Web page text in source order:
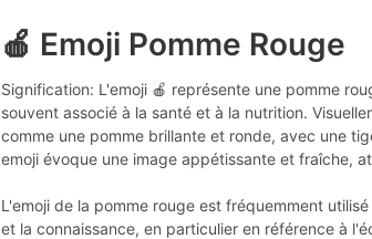
🍎 Emoji Pomme Rouge
Signification: L'emoji 🍎 représente une pomme
souvent associé à la santé et à la nutrition.
comme une pomme brillante et ronde, avec une
emoji évoque une image appétissante et fraîche,
L'emoji de la pomme rouge est fréquemment
et la connaissance, en particulier en référence à